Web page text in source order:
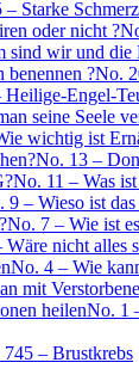
– Starke
oder nicht ?
sind wir und die
benennen ?No.
Heilige-Engel-
seine Seele
wichtig ist
No. 13 –
No. 11 – Was
9 – Wieso ist
No. 7 – Wie ist
Wäre nicht alles
No. 4 – Wie
mit
heilenNo. 1